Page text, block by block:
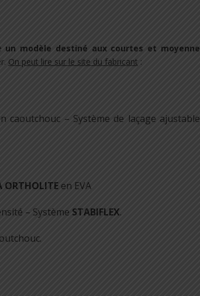
un modèle destiné aux courtes et moyenne
On peut lire sur le site du fabricant :
caoutchouc – Système de laçage ajustable
ORTHOLITE en EVA
– Système STABIFLEX.